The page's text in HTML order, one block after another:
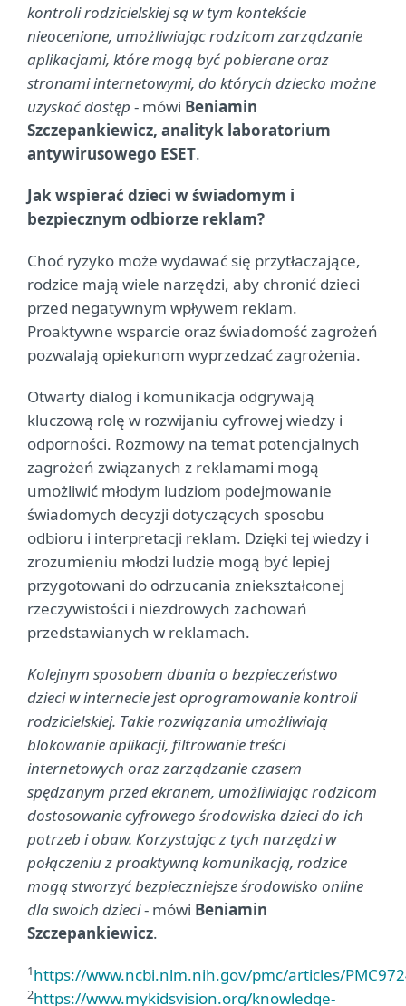
kontroli rodzicielskiej są w tym kontekście
nieocenione, umożliwiając rodzicom zarządzanie
aplikacjami, które mogą być pobierane oraz
stronami internetowymi, do których dziecko możne
uzyskać dostęp - mówi Beniamin
Szczepankiewicz, analityk laboratorium
antywirusowego ESET.
Jak wspierać dzieci w świadomym i
bezpiecznym odbiorze reklam?
Choć ryzyko może wydawać się przytłaczające,
rodzice mają wiele narzędzi, aby chronić dzieci
przed negatywnym wpływem reklam.
Proaktywne wsparcie oraz świadomość zagrożeń
pozwalają opiekunom wyprzedzać zagrożenia.
Otwarty dialog i komunikacja odgrywają
kluczową rolę w rozwijaniu cyfrowej wiedzy i
odporności. Rozmowy na temat potencjalnych
zagrożeń związanych z reklamami mogą
umożliwić młodym ludziom podejmowanie
świadomych decyzji dotyczących sposobu
odbioru i interpretacji reklam. Dzięki tej wiedzy i
zrozumieniu młodzi ludzie mogą być lepiej
przygotowani do odrzucania zniekształconej
rzeczywistości i niezdrowych zachowań
przedstawianych w reklamach.
Kolejnym sposobem dbania o bezpieczeństwo
dzieci w internecie jest oprogramowanie kontroli
rodzicielskiej. Takie rozwiązania umożliwiają
blokowanie aplikacji, filtrowanie treści
internetowych oraz zarządzanie czasem
spędzanym przed ekranem, umożliwiając rodzicom
dostosowanie cyfrowego środowiska dzieci do ich
potrzeb i obaw. Korzystając z tych narzędzi w
połączeniu z proaktywną komunikacją, rodzice
mogą stworzyć bezpieczniejsze środowisko online
dla swoich dzieci- mówi Beniamin
Szczepankiewicz.
1https://www.ncbi.nlm.nih.gov/pmc/articles/
2https://www.mykidsvision.org/knowledge-